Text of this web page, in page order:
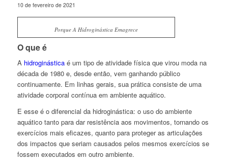
10 de fevereiro de 2021
Porque A Hidroginástica Emagrece
O que é
A hidroginásticaé um tipo de atividade física que virou moda na
década de 1980 e, desde então, vem ganhando público
continuamente. Em linhas gerais, sua prática consiste de uma
atividade corporal contínua em ambiente aquático.
E esse é o diferencial da hidroginástica: o uso do ambiente
aquático tanto para dar resistência aos movimentos, tornando os
exercícios mais eficazes, quanto para proteger as articulações
dos impactos que seriam causados pelos mesmos exercícios se
fossem executados em outro ambiente.